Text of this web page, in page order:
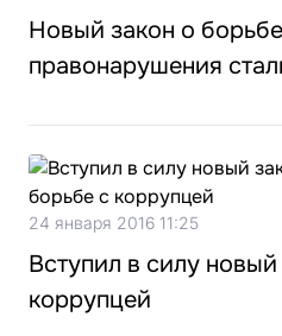
Новый закон о
правонарушения
24 января 2016 11:25
Вступил в силу
коррупцей